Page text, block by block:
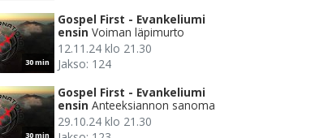
30 min
Gospel First - Evankeliumi
ensin Voiman läpimurto
12.11.24 klo 21.30
Jakso: 124
30 min
Gospel First - Evankeliumi
ensin Anteeksiannon sanoma
29.10.24 klo 21.30